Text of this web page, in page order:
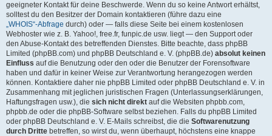
geeigneter Kontakt für deine Beschwerde. Wenn du so keine Antwort erhältst,
solltest du den Besitzer der Domain kontaktieren (führe dazu eine
„WHOIS“-Abfrage durch) oder — falls diese Seite bei einem kostenlosen
Webhoster wie z. B. Yahoo!, free.fr, funpic.de usw. liegt — den Support oder
den Abuse-Kontakt des betreffenden Dienstes. Bitte beachte, dass phpBB
Limited (phpBB.com) und phpBB Deutschland e. V. (phpBB.de) absolut keinen
Einfluss auf die Benutzung oder den oder die Benutzer der Forensoftware
haben und dafür in keiner Weise zur Verantwortung herangezogen werden
können. Kontaktiere daher nie phpBB Limited oder phpBB Deutschland e. V. in
Zusammenhang mit jeglichen juristischen Fragen (Unterlassungserklärungen,
Haftungsfragen usw.), die sich nicht direkt auf die Websiten phpbb.com,
phpbb.de oder die phpBB-Software selbst beziehen. Falls du phpBB Limited
oder phpBB Deutschland e. V. E-Mails schreibst, die die Softwarenutzung
durch Dritte betreffen, so wirst du, wenn überhaupt, höchstens eine knappe